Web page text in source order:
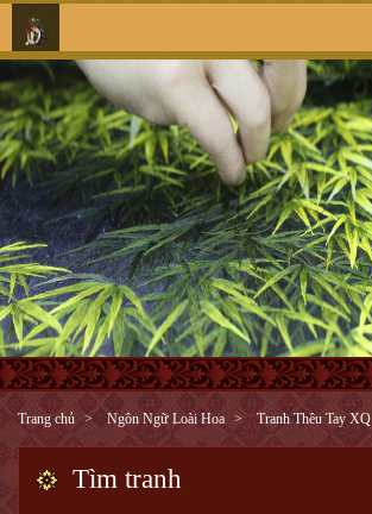
Trang chủ Ngôn Ngữ Loài Hoa Tranh Thêu Tay XQ
Tìm tranh